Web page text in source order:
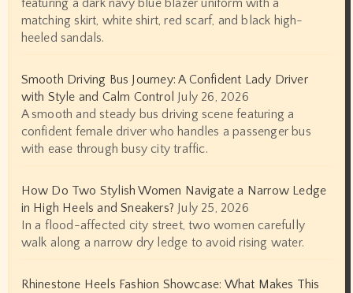
featuring a dark navy blue blazer uniform with a
matching skirt, white shirt, red scarf, and black high-
heeled sandals.
Smooth Driving Bus Journey: A Confident Lady Driver
with Style and Calm Control
July 26, 2026
A smooth and steady bus driving scene featuring a
confident female driver who handles a passenger bus
with ease through busy city traffic.
How Do Two Stylish Women Navigate a Narrow Ledge
in High Heels and Sneakers? July 25, 2026
In a flood-affected city street, two women carefully
walk along a narrow dry ledge to avoid rising water.
Rhinestone Heels Fashion Showcase: What Makes This